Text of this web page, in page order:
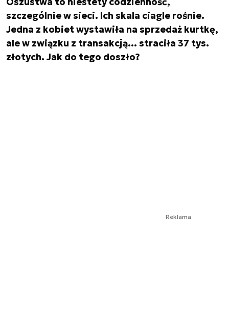
szczególnie w sieci. Ich skala ciagle rośnie.
Jedna z kobiet wystawiła na sprzedaż kurtkę,
ale w związku z transakcją… straciła 37 tys.
złotych. Jak do tego doszło?
Reklama